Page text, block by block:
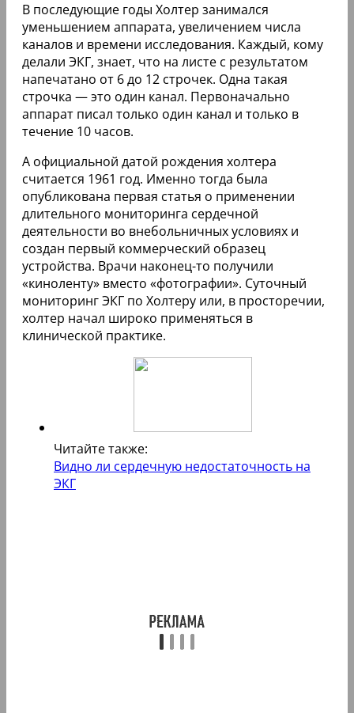
В последующие годы Холтер занимался
уменьшением аппарата, увеличением числа
каналов и времени исследования. Каждый, кому
делали ЭКГ, знает, что на листе с результатом
напечатано от 6 до 12 строчек. Одна такая
строчка — это один канал. Первоначально
аппарат писал только один канал и только в
течение 10 часов.
А официальной датой рождения холтера
считается 1961 год. Именно тогда была
опубликована первая статья о применении
длительного мониторинга сердечной
деятельности во внебольничных условиях и
создан первый коммерческий образец
устройства. Врачи наконец-то получили
«киноленту» вместо «фотографии». Суточный
мониторинг ЭКГ по Холтеру или, в просторечии,
холтер начал широко применяться в
клинической практике.
Читайте также:
Видно ли сердечную недостаточность на
ЭКГ